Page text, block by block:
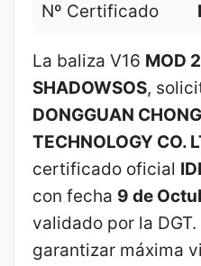
Nº Certificado
La baliza V16 MOD
SHADOWSOS,
DONGGUAN
TECHNOLOGY CO.
certificado oficial
con fecha 9 de
validado por la
garantizar máxima